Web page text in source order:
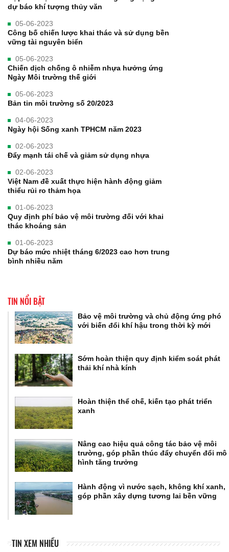
dự báo khí tượng thủy văn
05-06-2023
Công bố chiến lược khai thác và sử dụng bền
vững tài nguyên biển
05-06-2023
Chiến dịch chống ô nhiễm nhựa hưởng ứng
Ngày Môi trường thế giới
05-06-2023
Bản tin môi trường số 20/2023
04-06-2023
Ngày hội Sống xanh TPHCM năm 2023
02-06-2023
Đẩy mạnh tái chế và giảm sử dụng nhựa
02-06-2023
Việt Nam đề xuất thực hiện hành động giảm
thiểu rủi ro thảm họa
01-06-2023
Quy định phí bảo vệ môi trường đối với khai
thác khoáng sản
01-06-2023
Dự báo mức nhiệt tháng 6/2023 cao hơn trung
bình nhiều năm
TIN NỔI BẬT
Bảo vệ môi trường và chủ động ứng phó
với biến đổi khí hậu trong thời kỳ mới
Sớm hoàn thiện quy định kiểm soát phát
thải khí nhà kính
Hoàn thiện thể chế, kiến tạo phát triển
xanh
Nâng cao hiệu quả công tác bảo vệ môi
trường, góp phần thúc đẩy chuyển đổi mô
hình tăng trưởng
Hành động vì nước sạch, không khí xanh,
góp phần xây dựng tương lai bền vững
TIN XEM NHIỀU